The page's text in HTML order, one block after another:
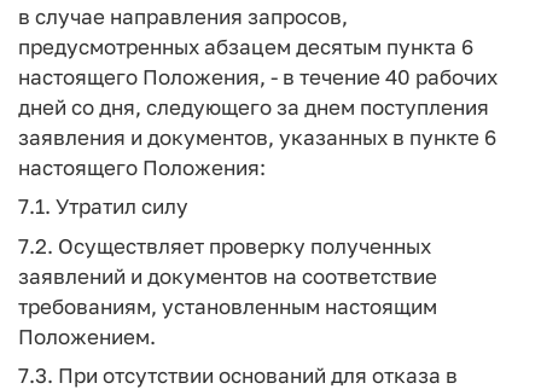
в случае направления запросов,
предусмотренных абзацем десятым пункта 6
настоящего Положения, - в течение 40 рабочих
дней со дня, следующего за днем поступления
заявления и документов, указанных в пункте 6
настоящего Положения:
7.1. Утратил силу
7.2. Осуществляет проверку полученных
заявлений и документов на соответствие
требованиям, установленным настоящим
Положением.
7.3. При отсутствии оснований для отказа в